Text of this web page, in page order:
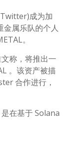
成为加
属乐队的个人
。
称，将推出一
。该资产被描
合作进行，
在基于 Solana